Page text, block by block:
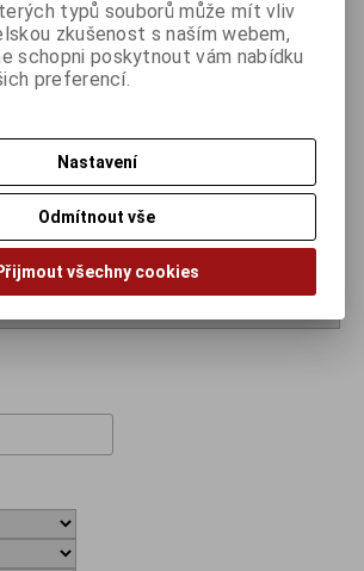
číslo
popis
slova
typů souborů může mít vliv
zkušenost s naším webem,
schopni poskytnout vám nabídku
preferencí.
Nastavení
Odmítnout vše
všechny cookies